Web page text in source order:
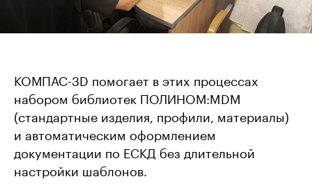
КОМПАС-3D помогает в этих процессах
набором библиотек ПОЛИНОМ:MDM
(стандартные изделия, профили, материалы)
и автоматическим оформлением
документации по ЕСКД без длительной
настройки шаблонов.